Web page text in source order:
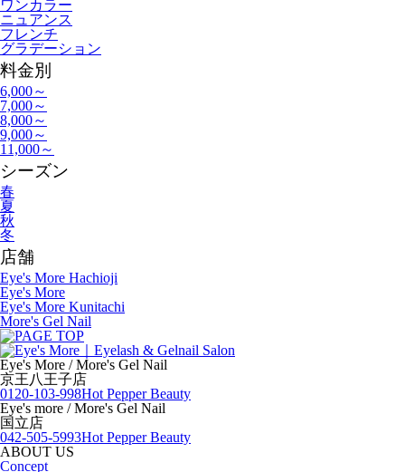
ワンカラー
ニュアンス
フレンチ
グラデーション
料金別
6,000～
7,000～
8,000～
9,000～
11,000～
シーズン
春
夏
秋
冬
店舗
Eye's More Hachioji
Eye's More
Eye's More Kunitachi
More's Gel Nail
Eye's More / More's Gel Nail
京王八王子店
0120-103-998Hot Pepper Beauty
Eye's more / More's Gel Nail
国立店
042-505-5993Hot Pepper Beauty
ABOUT US
Concept